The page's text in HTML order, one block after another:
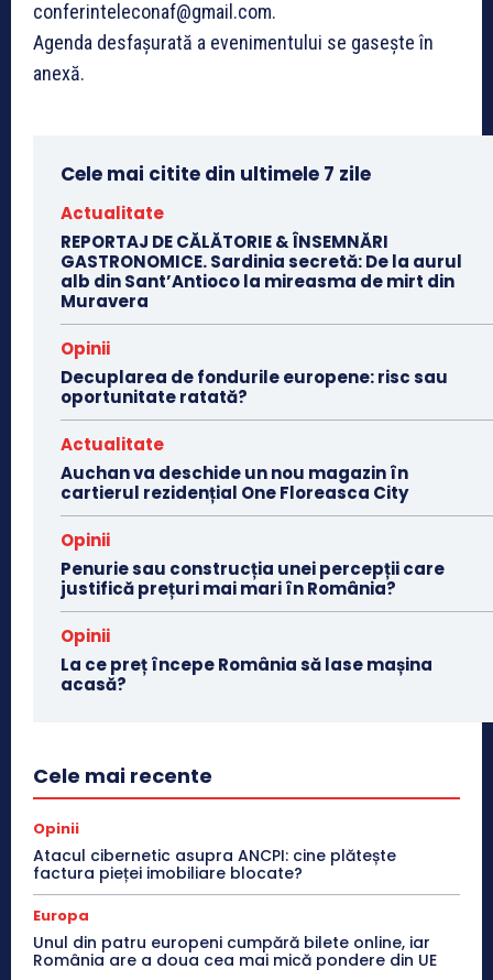
conferinteleconaf@gmail.com.
Agenda desfaşurată a evenimentului se gaseşte în
anexă.
Cele mai citite din ultimele 7 zile
Actualitate
REPORTAJ DE CĂLĂTORIE & ÎNSEMNĂRI
GASTRONOMICE. Sardinia secretă: De la aurul
alb din Sant’Antioco la mireasma de mirt din
Muravera
Opinii
Decuplarea de fondurile europene: risc sau
oportunitate ratată?
Actualitate
Auchan va deschide un nou magazin în
cartierul rezidențial One Floreasca City
Opinii
Penurie sau construcția unei percepții care
justifică prețuri mai mari în România?
Opinii
La ce preț începe România să lase mașina
acasă?
Cele mai recente
Opinii
Atacul cibernetic asupra ANCPI: cine plătește
factura pieței imobiliare blocate?
Europa
Unul din patru europeni cumpără bilete online, iar
România are a doua cea mai mică pondere din UE